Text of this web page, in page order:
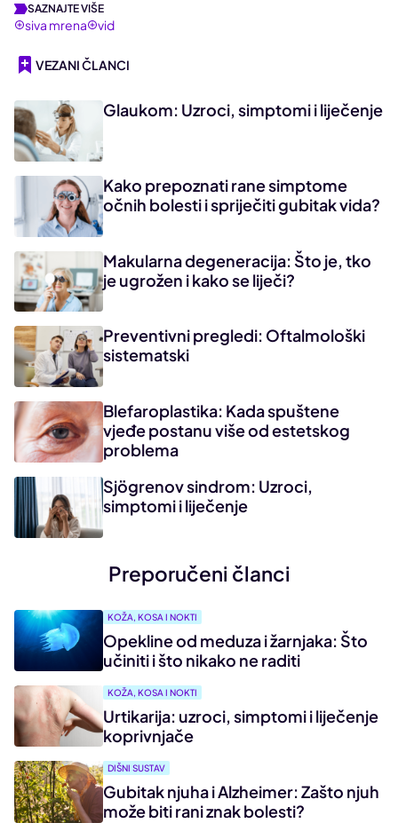
SAZNAJTE VIŠE
siva mrena vid
VEZANI ČLANCI
Glaukom: Uzroci, simptomi i liječenje
Kako prepoznati rane simptome
očnih bolesti i spriječiti gubitak vida?
Makularna degeneracija: Što je, tko
je ugrožen i kako se liječi?
Preventivni pregledi: Oftalmološki
sistematski
Blefaroplastika: Kada spuštene
vjeđe postanu više od estetskog
problema
Sjögrenov sindrom: Uzroci,
simptomi i liječenje
Preporučeni članci
KOŽA, KOSA I NOKTI
Opekline od meduza i žarnjaka: Što
učiniti i što nikako ne raditi
KOŽA, KOSA I NOKTI
Urtikarija: uzroci, simptomi i liječenje
koprivnjače
DIŠNI SUSTAV
Gubitak njuha i Alzheimer: Zašto njuh
može biti rani znak bolesti?